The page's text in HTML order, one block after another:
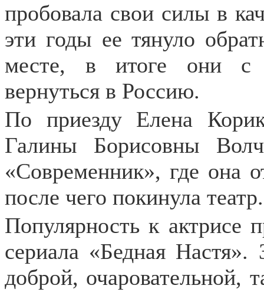
пробовала свои силы в
эти годы ее тянуло
месте, в итоге они с
вернуться в Россию.
По приезду Елена
Галины Борисовны
«Современник», где она
после чего покинула театр.
Популярность к актрисе
сериала «Бедная Настя».
доброй, очаровательной,